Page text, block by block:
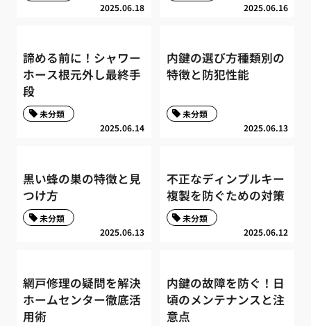
2025.06.18 2025.06.16
諦める前に！シャワー
ホース根元外し最終手
段
2025.06.14
未分類
内鍵の選び方種類別の
特徴と防犯性能
2025.06.13
未分類
黒い蜂の巣の特徴と見
つけ方
2025.06.13
未分類
不正なディンプルキー
複製を防ぐための対策
2025.06.12
未分類
網戸修理の疑問を解決
ホームセンター徹底活
用術
内鍵の故障を防ぐ！日
頃のメンテナンスと注
意点